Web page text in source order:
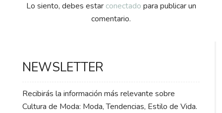
Lo siento, debes estar conectado para publicar un
comentario.
NEWSLETTER
Recibirás la información más relevante sobre
Cultura de Moda: Moda, Tendencias, Estilo de Vida.